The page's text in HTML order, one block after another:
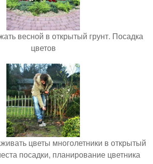
весной в открытый грунт. Посадка
цветов
цветы многолетники в открытый
посадки, планирование цветника